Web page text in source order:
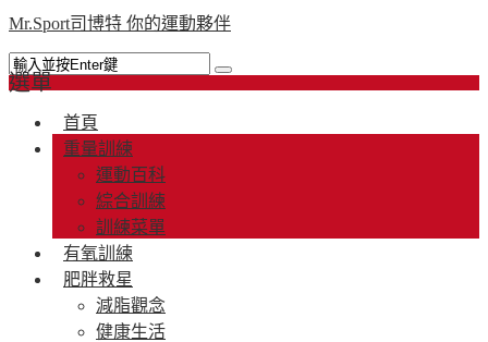
Mr.Sport司博特 你的運動夥伴
選單
首頁
重量訓練
運動百科
綜合訓練
訓練菜單
有氧訓練
肥胖救星
減脂觀念
健康生活